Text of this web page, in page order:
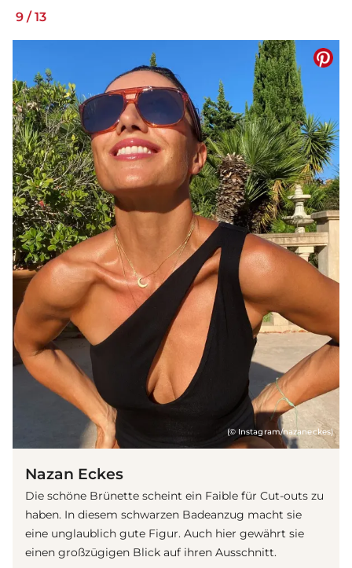
9 / 13
(© Instagram/nazaneckes)
Nazan Eckes
Die schöne Brünette scheint ein Faible für Cut-outs zu
haben. In diesem schwarzen Badeanzug macht sie
eine unglaublich gute Figur. Auch hier gewährt sie
einen großzügigen Blick auf ihren Ausschnitt.